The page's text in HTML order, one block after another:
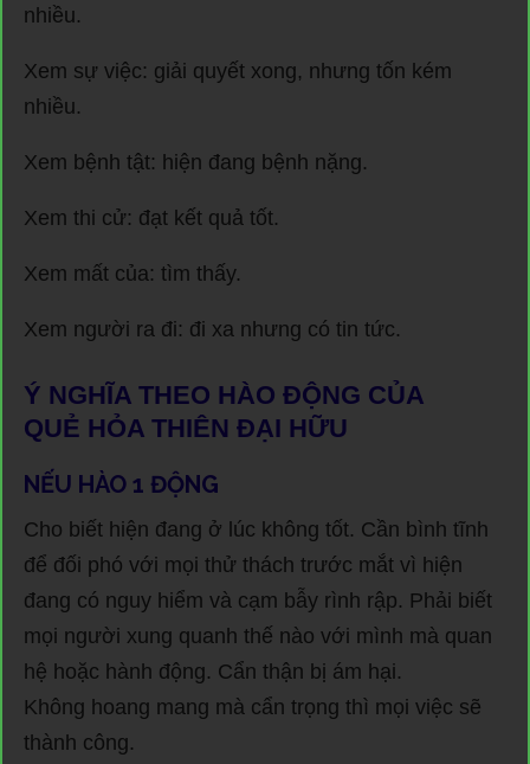
nhiều.
Xem sự việc: giải quyết xong, nhưng tốn kém
nhiều.
Xem bệnh tật: hiện đang bệnh nặng.
Xem thi cử: đạt kết quả tốt.
Xem mất của: tìm thấy.
Xem người ra đi: đi xa nhưng có tin tức.
Ý NGHĨA THEO HÀO ĐỘNG CỦA
QUẺ HỎA THIÊN ĐẠI HỮU
NẾU HÀO 1 ĐỘNG
Cho biết hiện đang ở lúc không tốt. Cần bình tĩnh
để đối phó với mọi thử thách trước mắt vì hiện
đang có nguy hiểm và cạm bẫy rình rập. Phải biết
mọi người xung quanh thế nào với mình mà quan
hệ hoặc hành động. Cẩn thận bị ám hại.
Không hoang mang mà cẩn trọng thì mọi việc sẽ
thành công.